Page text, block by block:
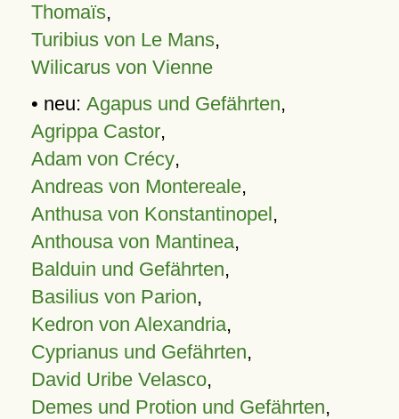
Thomaïs,
Turibius von Le Mans,
Wilicarus von Vienne
• neu: Agapus und Gefährten,
Agrippa Castor,
Adam von Crécy,
Andreas von Montereale,
Anthusa von Konstantinopel,
Anthousa von Mantinea,
Balduin und Gefährten,
Basilius von Parion,
Kedron von Alexandria,
Cyprianus und Gefährten,
David Uribe Velasco,
Demes und Protion und Gefährten,